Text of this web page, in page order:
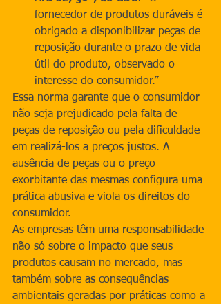
fornecedor de produtos duráveis é
obrigado a disponibilizar peças de
reposição durante o prazo de vida
útil do produto, observado o
interesse do consumidor.”
Essa norma garante que o consumidor
não seja prejudicado pela falta de
peças de reposição ou pela dificuldade
em realizá-los a preços justos. A
ausência de peças ou o preço
exorbitante das mesmas configura uma
prática abusiva e viola os direitos do
consumidor.
As empresas têm uma responsabilidade
não só sobre o impacto que seus
produtos causam no mercado, mas
também sobre as consequências
ambientais geradas por práticas como a